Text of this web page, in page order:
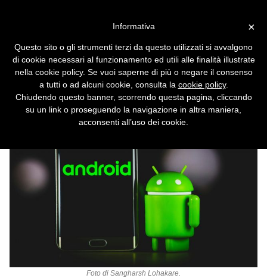
sviluppo di Android
La condivisione immediata con la comunità
open source passa in secondo piano.
Foto di Sangharsh Lohakare
×
Informativa
Questo sito o gli strumenti terzi da questo utilizzati si avvalgono
di cookie necessari al funzionamento ed utili alle finalità illustrate
nella cookie policy. Se vuoi saperne di più o negare il consenso
a tutti o ad alcuni cookie, consulta la cookie policy.
Chiudendo questo banner, scorrendo questa pagina, cliccando
su un link o proseguendo la navigazione in altra maniera,
acconsenti all’uso dei cookie.